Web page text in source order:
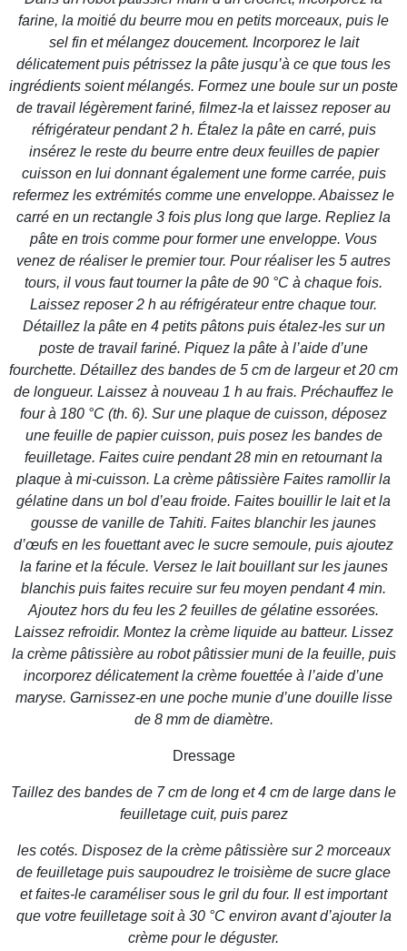
farine, la moitié du beurre mou en petits morceaux, puis le
sel fin et mélangez doucement. Incorporez le lait
délicatement puis pétrissez la pâte jusqu’à ce que tous les
ingrédients soient mélangés. Formez une boule sur un poste
de travail légèrement fariné, filmez-la et laissez reposer au
réfrigérateur pendant 2 h. Étalez la pâte en carré, puis
insérez le reste du beurre entre deux feuilles de papier
cuisson en lui donnant également une forme carrée, puis
refermez les extrémités comme une enveloppe. Abaissez le
carré en un rectangle 3 fois plus long que large. Repliez la
pâte en trois comme pour former une enveloppe. Vous
venez de réaliser le premier tour. Pour réaliser les 5 autres
tours, il vous faut tourner la pâte de 90 °C à chaque fois.
Laissez reposer 2 h au réfrigérateur entre chaque tour.
Détaillez la pâte en 4 petits pâtons puis étalez-les sur un
poste de travail fariné. Piquez la pâte à l’aide d’une
fourchette. Détaillez des bandes de 5 cm de largeur et 20 cm
de longueur. Laissez à nouveau 1 h au frais. Préchauffez le
four à 180 °C (th. 6). Sur une plaque de cuisson, déposez
une feuille de papier cuisson, puis posez les bandes de
feuilletage. Faites cuire pendant 28 min en retournant la
plaque à mi-cuisson. La crème pâtissière Faites ramollir la
gélatine dans un bol d’eau froide. Faites bouillir le lait et la
gousse de vanille de Tahiti. Faites blanchir les jaunes
d’œufs en les fouettant avec le sucre semoule, puis ajoutez
la farine et la fécule. Versez le lait bouillant sur les jaunes
blanchis puis faites recuire sur feu moyen pendant 4 min.
Ajoutez hors du feu les 2 feuilles de gélatine essorées.
Laissez refroidir. Montez la crème liquide au batteur. Lissez
la crème pâtissière au robot pâtissier muni de la feuille, puis
incorporez délicatement la crème fouettée à l’aide d’une
maryse. Garnissez-en une poche munie d’une douille lisse
de 8 mm de diamètre.
Dressage
Taillez des bandes de 7 cm de long et 4 cm de large dans le
feuilletage cuit, puis parez
les cotés. Disposez de la crème pâtissière sur 2 morceaux
de feuilletage puis saupoudrez le troisième de sucre glace
et faites-le caraméliser sous le gril du four. Il est important
que votre feuilletage soit à 30 °C environ avant d’ajouter la
crème pour le déguster.